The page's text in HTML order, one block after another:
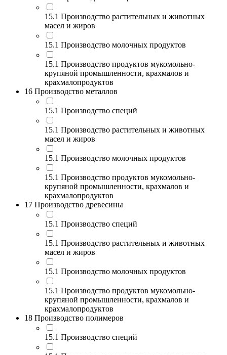
15.1 Производство растительных и животных
масел и жиров
15.1 Производство молочных продуктов
15.1 Производство продуктов мукомольно-
крупяной промышленности, крахмалов и
крахмалопродуктов
16 Производство металлов
15.1 Производство специй
15.1 Производство растительных и животных
масел и жиров
15.1 Производство молочных продуктов
15.1 Производство продуктов мукомольно-
крупяной промышленности, крахмалов и
крахмалопродуктов
17 Производство древесины
15.1 Производство специй
15.1 Производство растительных и животных
масел и жиров
15.1 Производство молочных продуктов
15.1 Производство продуктов мукомольно-
крупяной промышленности, крахмалов и
крахмалопродуктов
18 Производство полимеров
15.1 Производство специй